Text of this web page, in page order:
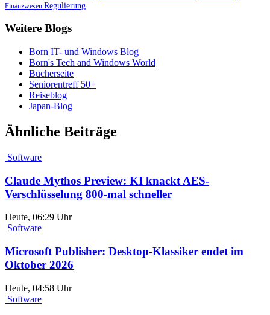
Finanzwesen Regulierung
Weitere Blogs
Born IT- und Windows Blog
Born's Tech and Windows World
Bücherseite
Seniorentreff 50+
Reiseblog
Japan-Blog
Ähnliche Beiträge
Software
Claude Mythos Preview: KI knackt AES-
Verschlüsselung 800-mal schneller
Heute, 06:29 Uhr
Software
Microsoft Publisher: Desktop-Klassiker endet im
Oktober 2026
Heute, 04:58 Uhr
Software